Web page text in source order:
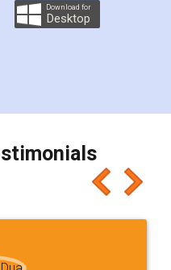
Download for
Desktop